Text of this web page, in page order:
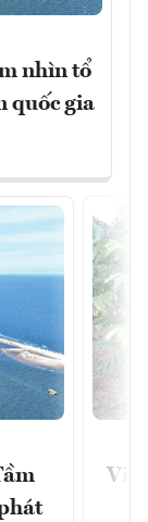
nhìn tổ
quốc gia